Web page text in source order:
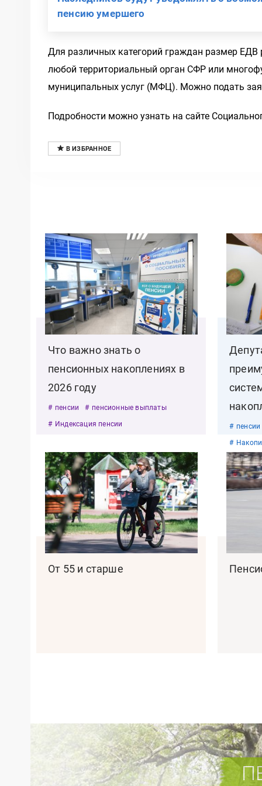
пенсию умершего
Для различных категорий граждан размер
любой территориальный орган СФР или
муниципальных услуг (МФЦ). Можно подать
Подробности можно узнать на сайте
Что важно знать о
пенсионных накоплениях в
2026 году
пенсии
пенсионные выплаты
Индексация пенсии
пенсии
От 55 и старше